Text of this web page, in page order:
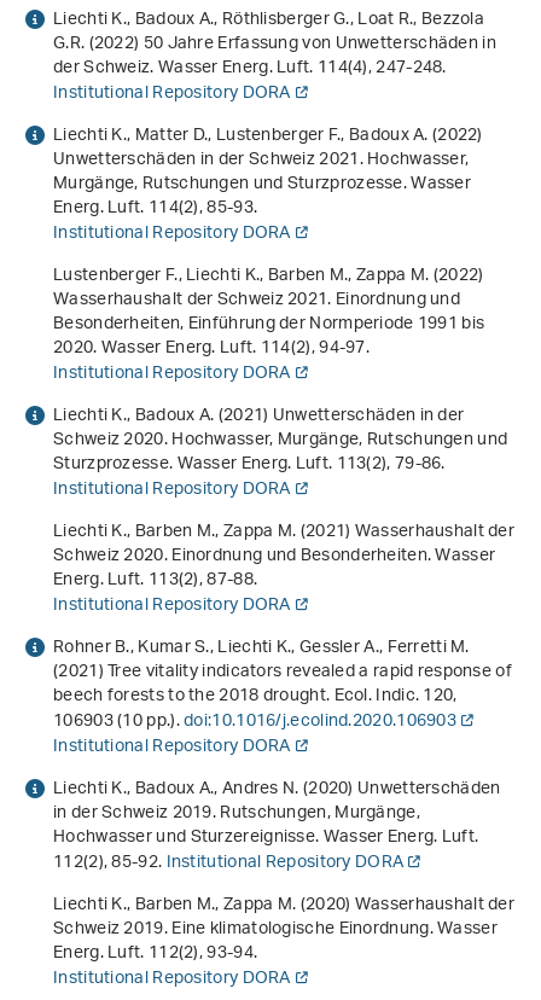
Liechti K., Badoux A., Röthlisberger G., Loat R., Bezzola
G.R. (2022) 50 Jahre Erfassung von Unwetterschäden in
der Schweiz. Wasser Energ. Luft.114(4), 247-248.
Institutional Repository DORA
Liechti K., Matter D., Lustenberger F., Badoux A. (2022)
Unwetterschäden in der Schweiz 2021. Hochwasser,
Murgänge, Rutschungen und Sturzprozesse. Wasser
Energ. Luft.114(2), 85-93.
Institutional Repository DORA
Lustenberger F., Liechti K., Barben M., Zappa M. (2022)
Wasserhaushalt der Schweiz 2021. Einordnung und
Besonderheiten, Einführung der Normperiode 1991 bis
2020. Wasser Energ. Luft.114(2), 94-97.
Institutional Repository DORA
Liechti K., Badoux A. (2021) Unwetterschäden in der
Schweiz 2020. Hochwasser, Murgänge, Rutschungen und
Sturzprozesse. Wasser Energ. Luft.113(2), 79-86.
Institutional Repository DORA
Liechti K., Barben M., Zappa M. (2021) Wasserhaushalt der
Schweiz 2020. Einordnung und Besonderheiten. Wasser
Energ. Luft.113(2), 87-88.
Institutional Repository DORA
Rohner B., Kumar S., Liechti K., Gessler A., Ferretti M.
(2021) Tree vitality indicators revealed a rapid response of
beech forests to the 2018 drought. Ecol. Indic.120,
106903 (10 pp.).doi:10.1016/j.ecolind.2020.106903
Institutional Repository DORA
Liechti K., Badoux A., Andres N. (2020) Unwetterschäden
in der Schweiz 2019. Rutschungen, Murgänge,
Hochwasser und Sturzereignisse. Wasser Energ. Luft.
112(2), 85-92.Institutional Repository DORA
Liechti K., Barben M., Zappa M. (2020) Wasserhaushalt der
Schweiz 2019. Eine klimatologische Einordnung. Wasser
Energ. Luft.112(2), 93-94.
Institutional Repository DORA